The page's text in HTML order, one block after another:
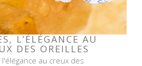
L’ÉLÉGANCE AU
DES OREILLES
l'élégance au creux des